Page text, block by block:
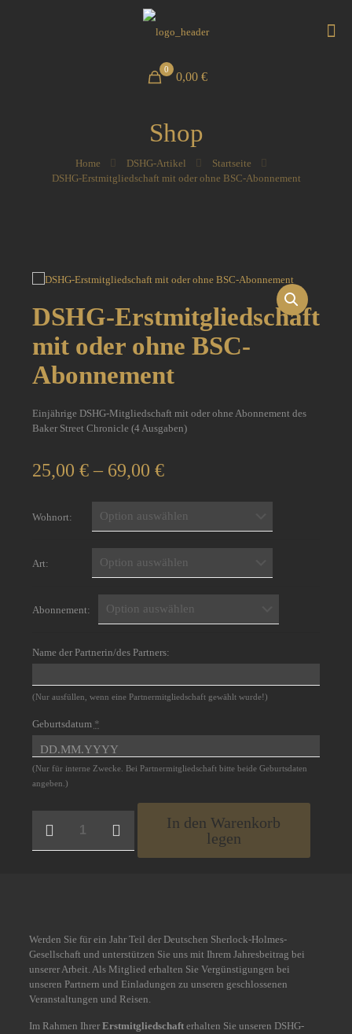
0
0,00 €
Shop
Home DSHG-Artikel
Startseite
DSHG-Erstmitgliedschaft mit oder ohne BSC-Abonnement
DSHG-Erstmitgliedschaft
mit oder ohne BSC-
Abonnement
Einjährige DSHG-Mitgliedschaft mit oder ohne Abonnement des
Baker Street Chronicle (4 Ausgaben)
25,00 € – 69,00 €Preisspanne:
bis
69,00 €
Wohnort:
Art:
Abonnement:
Name der Partnerin/des Partners:
(Nur ausfüllen, wenn eine Partnermitgliedschaft gewählt wurde!)
Geburtsdatum *
(Nur für interne Zwecke. Bei Partnermitgliedschaft bitte beide Geburtsdaten
angeben.)
Erstmitgliedschaft
In den Warenkorb
legen
Werden Sie für ein Jahr Teil der Deutschen Sherlock-Holmes-
Gesellschaft und unterstützen Sie uns mit Ihrem Jahresbeitrag bei
unserer Arbeit. Als Mitglied erhalten Sie Vergünstigungen bei
unseren Partnern und Einladungen zu unseren geschlossenen
Veranstaltungen und Reisen.
Im Rahmen Ihrer Erstmitgliedschaft erhalten Sie unseren DSHG-